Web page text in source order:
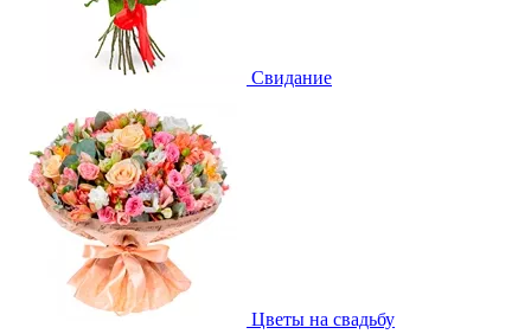
Свидание
Цветы на свадьбу